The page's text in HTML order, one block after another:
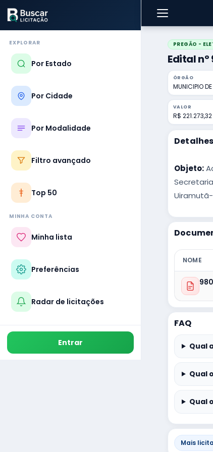
EXPLORAR
Por Estado
Por Cidade
Por Modalidade
Filtro avançado
Top 50
MINHA CONTA
Minha lista
Preferências
Radar de licitações
Entrar
PREGÃO -
Edital
ÓRGÃO
MUNICIPIO
VALOR
R$ 221.273,32
Objeto:
Uiramutã-
NOME
FAQ
Qual
Qual
Qual
Mais